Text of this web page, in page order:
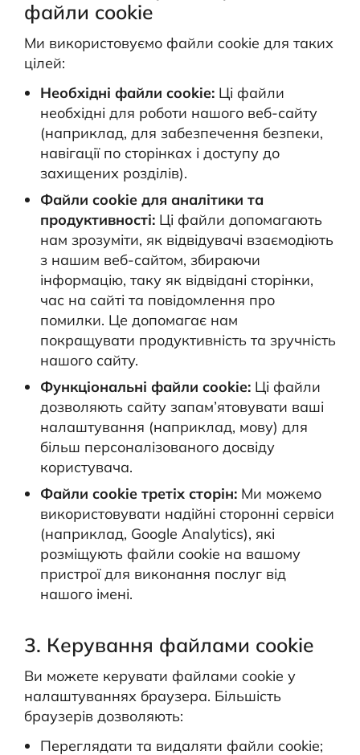
файли cookie
Ми використовуємо файли cookie для таких
цілей:
Необхідні файли cookie:Ці файли
необхідні для роботи нашого веб-сайту
(наприклад, для забезпечення безпеки,
навігації по сторінках і доступу до
захищених розділів).
Файли cookie для аналітики та
продуктивності:Ці файли допомагають
нам зрозуміти, як відвідувачі взаємодіють
з нашим веб-сайтом, збираючи
інформацію, таку як відвідані сторінки,
час на сайті та повідомлення про
помилки. Це допомагає нам
покращувати продуктивність та зручність
нашого сайту.
Функціональні файли cookie:Ці файли
дозволяють сайту запам’ятовувати ваші
налаштування (наприклад, мову) для
більш персоналізованого досвіду
користувача.
Файли cookie третіх сторін:Ми можемо
використовувати надійні сторонні сервіси
(наприклад, Google Analytics), які
розміщують файли cookie на вашому
пристрої для виконання послуг від
нашого імені.
3. Керування файлами cookie
Ви можете керувати файлами cookie у
налаштуваннях браузера. Більшість
браузерів дозволяють:
Переглядати та видаляти файли cookie;